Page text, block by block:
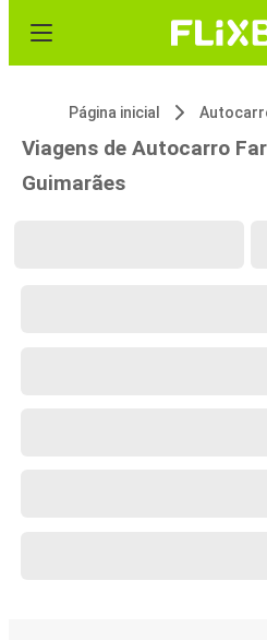
Página inicial
Viagens de Autocarro
Guimarães